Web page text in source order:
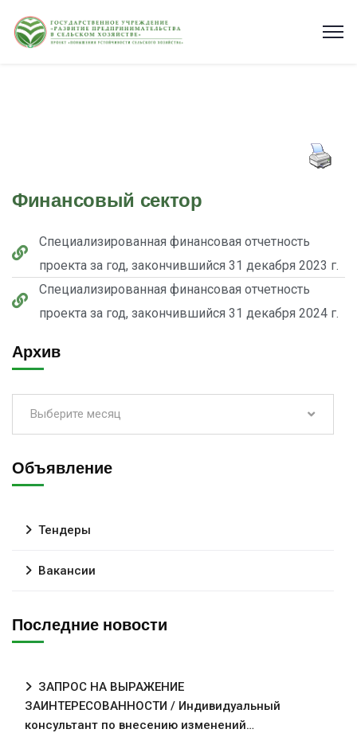
Финансовый сектор
Специализированная финансовая отчетность
проекта за год, закончившийся 31 декабря 2023 г.
Специализированная финансовая отчетность
проекта за год, закончившийся 31 декабря 2024 г.
Архив
Выберите месяц
Объявление
Тендеры
Вакансии
Последние новости
ЗАПРОС НА ВЫРАЖЕНИЕ
ЗАИНТЕРЕСОВАННОСТИ / Индивидуальный
консультант по внесению изменений…